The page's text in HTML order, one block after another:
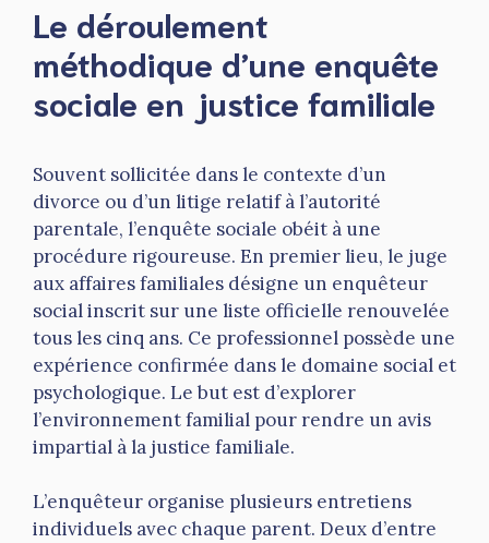
Le déroulement
méthodique d’une enquête
sociale en justice familiale
Souvent sollicitée dans le contexte d’un
divorce ou d’un litige relatif à l’autorité
parentale, l’enquête sociale obéit à une
procédure rigoureuse. En premier lieu, le juge
aux affaires familiales désigne un enquêteur
social inscrit sur une liste officielle renouvelée
tous les cinq ans. Ce professionnel possède une
expérience confirmée dans le domaine social et
psychologique. Le but est d’explorer
l’environnement familial pour rendre un avis
impartial à la justice familiale.
L’enquêteur organise plusieurs entretiens
individuels avec chaque parent. Deux d’entre